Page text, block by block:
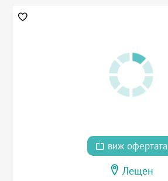
виж офертата
Лещен